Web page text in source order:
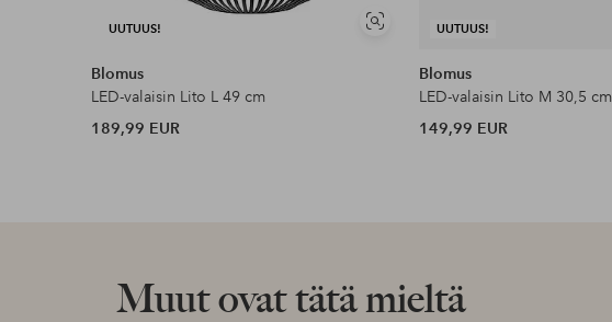
UUTUUS!
Näytä
Blomus
LED-valaisin Lito L 49 cm
189,99 EUR
UUTUUS!
Blomus
LED-valaisin Lito M 30,5 cm
149,99 EUR
Muut ovat tätä mieltä